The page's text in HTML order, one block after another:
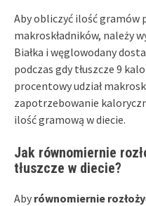
Aby obliczyć ilość gramów
makroskładników, należy
Białka i węglowodany
podczas gdy tłuszcze 9
procentowy udział
zapotrzebowanie
ilość gramową w diecie.
Jak równomiernie
tłuszcze w diecie?
Aby równomiernie